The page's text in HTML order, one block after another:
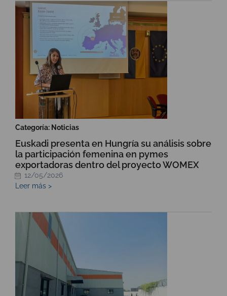
Categoría: Noticias
Euskadi presenta en Hungría su análisis sobre
la participación femenina en pymes
exportadoras dentro del proyecto WOMEX
12/05/2026
Leer más >